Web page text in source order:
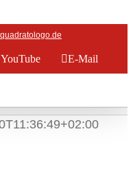
YouTube E-Mail